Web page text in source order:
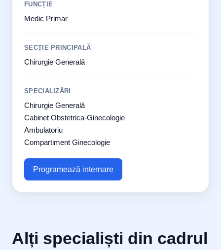
FUNCȚIE
Medic Primar
SECȚIE PRINCIPALĂ
Chirurgie Generală
SPECIALIZĂRI
Chirurgie Generală
Cabinet Obstetrica-Ginecologie
Ambulatoriu
Compartiment Ginecologie
Programează internare
Alți specialiști din cadrul